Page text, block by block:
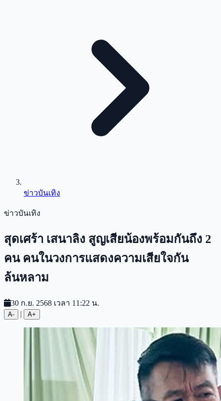
ข่าวบันเทิง
ข่าวบันเทิง
สุดเศร้า เสนาลิง สูญเสียน้องพร้อมกันถึง 2
คน คนในวงการแสดงความเสียใจกัน
ล้นหลาม
30 ก.ย. 2568 เวลา 11:22 น.
A- | A+